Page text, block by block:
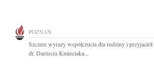
POZNAŃ
Szczere wyrazy współczucia dla rodziny i przyjaciół
dr. Dariusza Kmieciaka...